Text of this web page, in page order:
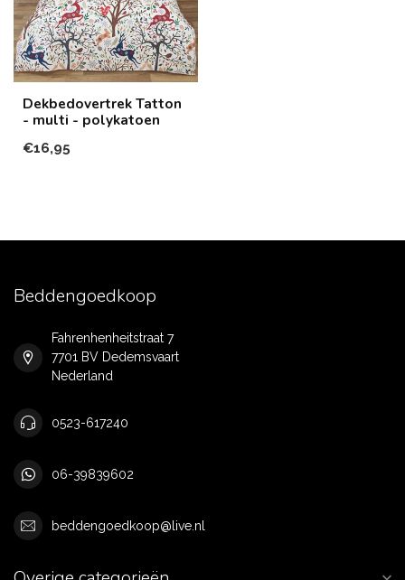
Dekbedovertrek Tatton
- multi - polykatoen
€16,95
Beddengoedkoop
Fahrenhenheitstraat 7
7701 BV Dedemsvaart
Nederland
0523-617240
06-39839602
beddengoedkoop@live.nl